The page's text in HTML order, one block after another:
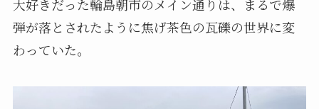
大好きだった輪島朝市のメイン通りは、まるで爆
弾が落とされたように焦げ茶色の瓦礫の世界に変
わっていた。